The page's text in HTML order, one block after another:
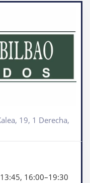
19, 1 Derecha,
16:00–19:30